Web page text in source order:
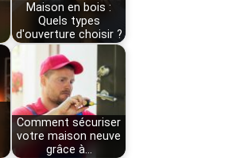
Maison en bois :
Quels types
d'ouverture choisir ?
Comment sécuriser
votre maison neuve
grâce à…